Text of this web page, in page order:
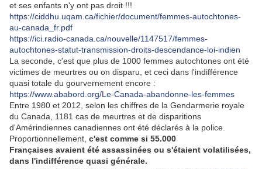
et ses enfants n'y ont pas droit !!!
https://ciddhu.uqam.ca/fichier/document/femmes-autochtones-
au-canada_fr.pdf
https://ici.radio-canada.ca/nouvelle/1147517/femmes-
autochtones-statut-transmission-droits-descendance-loi-indien
La seconde, c'est que plus de 1000 femmes autochtones ont été
victimes de meurtres ou on disparu, et ceci dans l'indifférence
quasi totale du gourvernement encore :
https://www.ababord.org/Le-Canada-abandonne-les-femmes
Entre 1980 et 2012, selon les chiffres de la Gendarmerie royale
du Canada, 1181 cas de meurtres et de disparitions
d'Amérindiennes canadiennes ont été déclarés à la police.
Proportionnellement, c'est comme si 55.000
Françaises avaient été assassinées ou s'étaient volatilisées,
dans l'indifférence quasi générale.